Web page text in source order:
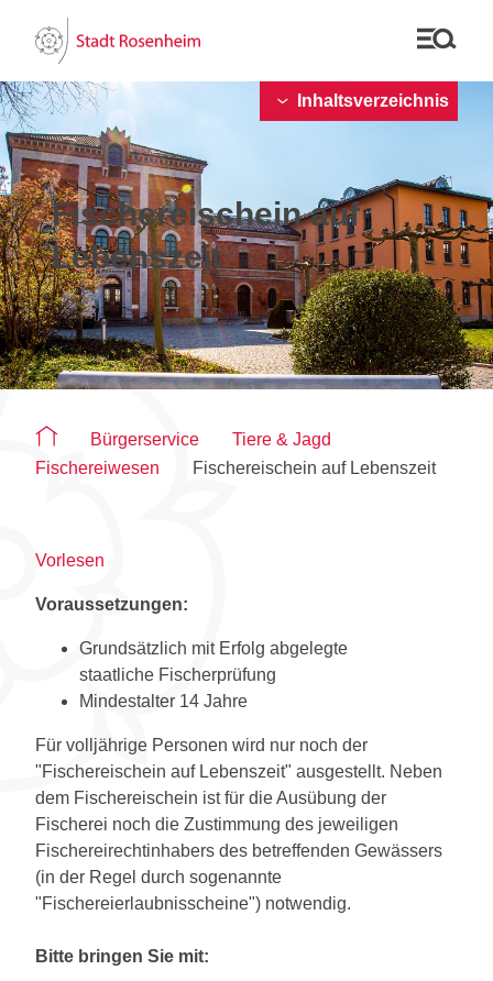
Fischereischein auf
Lebenszeit
Sie befinden sich auf der Seite "Fischereischein auf
Bürgerservice
Tiere & Jagd
Fischereiwesen
Fischereischein auf Lebenszeit
Vorlesen
Voraussetzungen:
Grundsätzlich mit Erfolg abgelegte
staatliche Fischerprüfung
Mindestalter 14 Jahre
Für volljährige Personen wird nur noch der
"Fischereischein auf Lebenszeit" ausgestellt. Neben
dem Fischereischein ist für die Ausübung der
Fischerei noch die Zustimmung des jeweiligen
Fischereirechtinhabers des betreffenden Gewässers
(in der Regel durch sogenannte
"Fischereierlaubnisscheine") notwendig.
Bitte bringen Sie mit:
Inhaltsverzeichnis